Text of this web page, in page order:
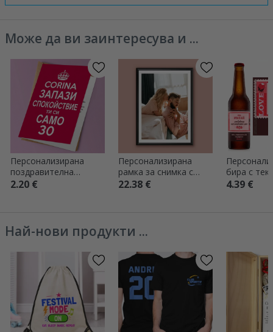
Може да ви заинтересува и ...
Персонализирана
поздравителна
картичка - KEEP CALM
2.20 €
Персонализирана
рамка за снимка с
фотография
22.38 €
бира с
Валентин
4.39 €
Най-нови продукти ...